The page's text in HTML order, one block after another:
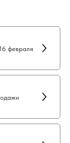
февраля